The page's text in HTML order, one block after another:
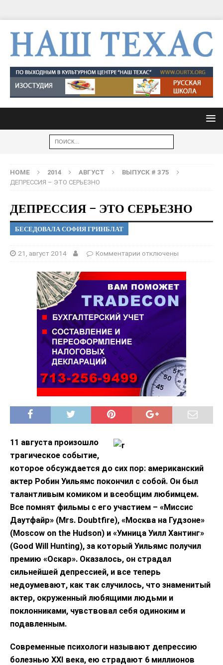
HOME 2014 АВГУСТ
ВЫПУСК # 375
ДЕПРЕССИЯ – ЭТО СЕРЬЕЗНО
ДЕПРЕССИЯ – ЭТО СЕРЬЕЗНО
БЕСЕДОВАЛА СОФИЯ ГРИНБЛАТ
21, август 2014 Комментарии отключены
11 августа произошло
трагическое событие,
которое обсуждается до сих пор: американский
актер Робин Уильямс покончил с собой. Он был
талантливым комиком и всеобщим любимцем.
Все помнят фильмы с его участием – «Миссис
Даутфайр» (Mrs. Doubtfire), «Москва на Гудзоне»
(Moscow on the Hudson) и «Умница Уилл Хантинг»
(Good Will Hunting), за который Уильямс получил
премию «Оскар». Оказалось, он страдал
сильнейшей депрессией, и все теперь
недоумевают, как так случилось, что знаменитый
актер, окруженный любящими людьми и
поклонниками, чувствовал себя одиноким и
подавленным.
Современные психологи называют депрессию
болезнью XXI века, ею страдают 6 миллионов